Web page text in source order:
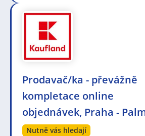
Prodavač/ka - převážně
kompletace online
objednávek, Praha -
Nutně vás hledají